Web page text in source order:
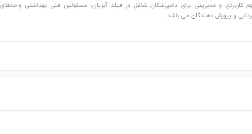
کاربردی و مدیریتی برای دامپزشکان شاغل در فیلد آبزیان، مسئولین فنی بهداشتی واحدهای
و پرورش دهندگان می باشد.